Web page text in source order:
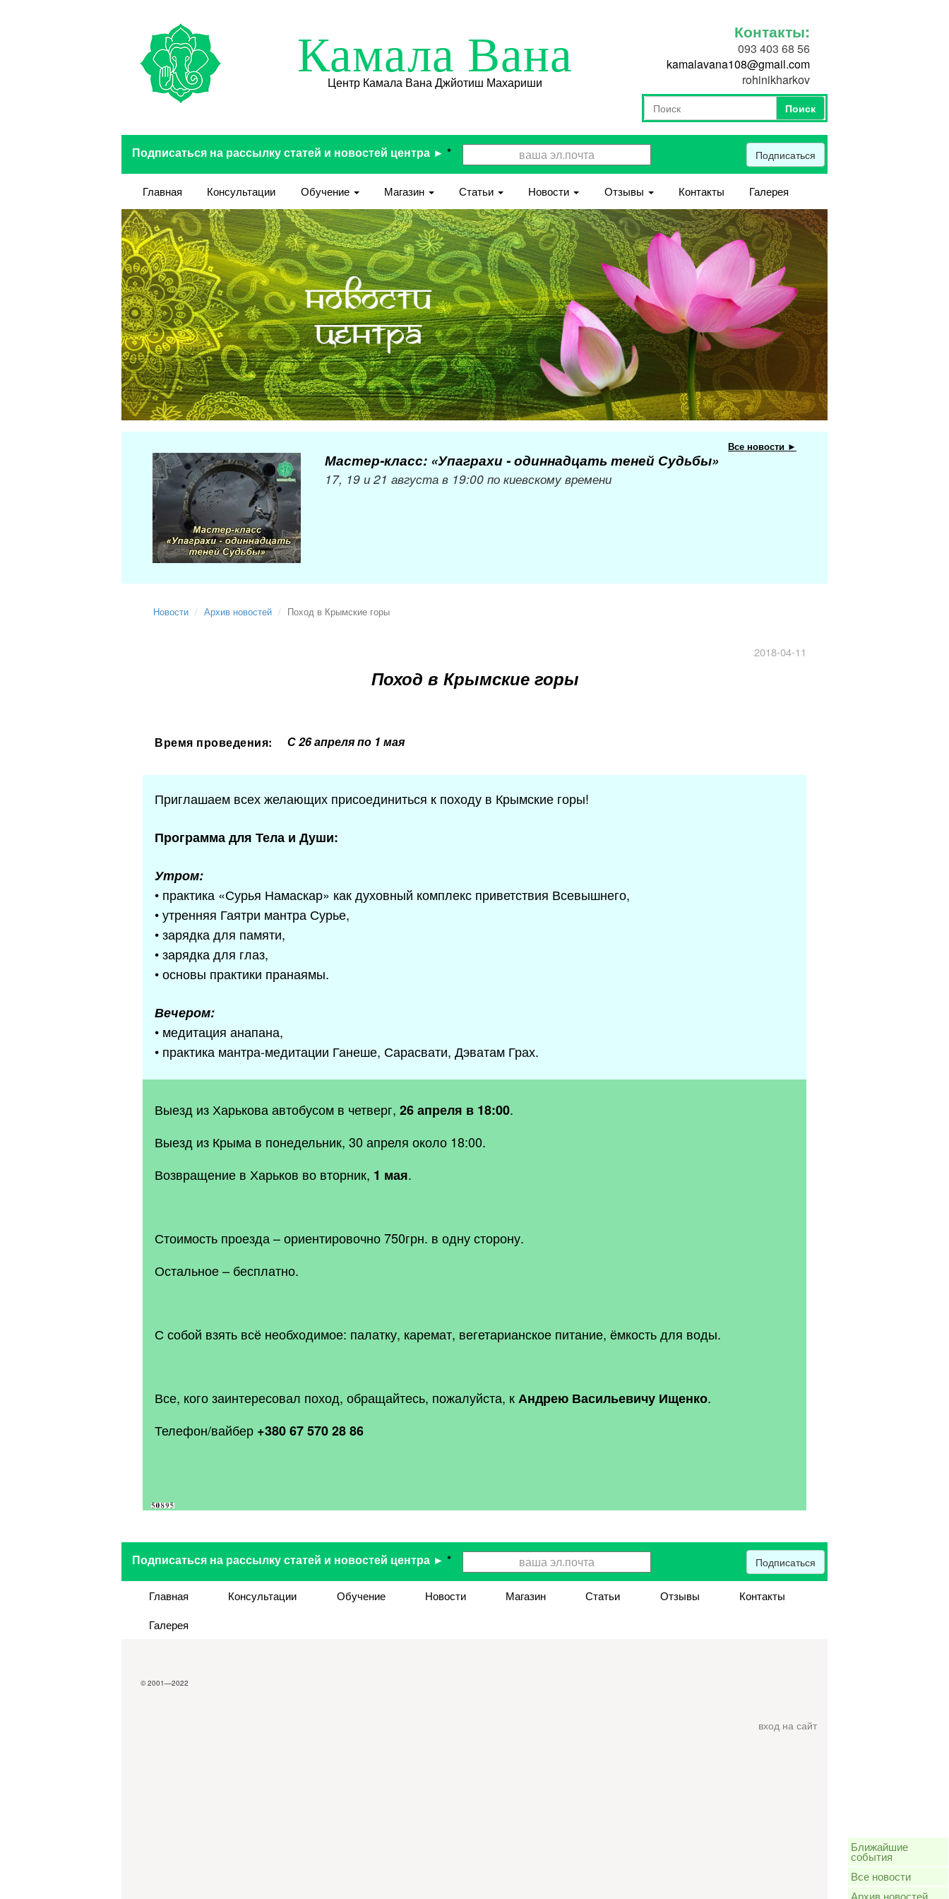
Камала Вана
Центр Камала Вана Джйотиш Махариши
Контакты:
093 403 68 56
kamalavana108@gmail.com
rohinikharkov
Форма поиска
Поиск
Поиск
Подписаться на рассылку статей и новостей центра ► * Подписаться
Главная Консультации Обучение Магазин Статьи Новости Отзывы Контакты Галерея
Все новости ►
Мастер-класс: «Упаграхи - одиннадцать теней Судьбы»
17, 19 и 21 августа в 19:00 по киевскому времени
Новости Архив новостей Поход в Крымские горы
2018-04-11
Поход в Крымские горы
Время проведения: С 26 апреля по 1 мая
Приглашаем всех желающих присоединиться к походу в Крымские горы!
Программа для Тела и Души:
Утром:
• практика «Сурья Намаскар» как духовный комплекс приветствия Всевышнего,
• утренняя Гаятри мантра Сурье,
• зарядка для памяти,
• зарядка для глаз,
• основы практики пранаямы.
Вечером:
• медитация анапана,
• практика мантра-медитации Ганеше, Сарасвати, Дэватам Грах.
Выезд из Харькова автобусом в четверг, 26 апреля в 18:00.
Выезд из Крыма в понедельник, 30 апреля около 18:00.
Возвращение в Харьков во вторник, 1 мая.
Стоимость проезда – ориентировочно 750грн. в одну сторону.
Остальное – бесплатно.
С собой взять всё необходимое: палатку, каремат, вегетарианское питание, ёмкость для воды.
Все, кого заинтересовал поход, обращайтесь, пожалуйста, кАндрею Васильевичу Ищенко.
Телефон/вайбер +380 67 570 28 86
Подписаться на рассылку статей и новостей центра ► * Подписаться
Главная Консультации Обучение Новости Магазин Статьи Отзывы
Контакты
Галерея
© 2001—2022
вход на сайт
Ближайшие
события
Все новости
Архив новостей